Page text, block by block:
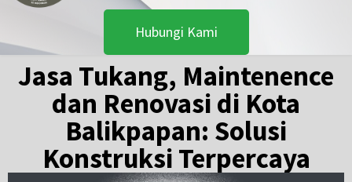
Hubungi Kami
Jasa Tukang, Maintenence
dan Renovasi di Kota
Balikpapan: Solusi
Konstruksi Terpercaya